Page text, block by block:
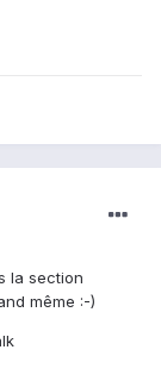
la section
même :-)